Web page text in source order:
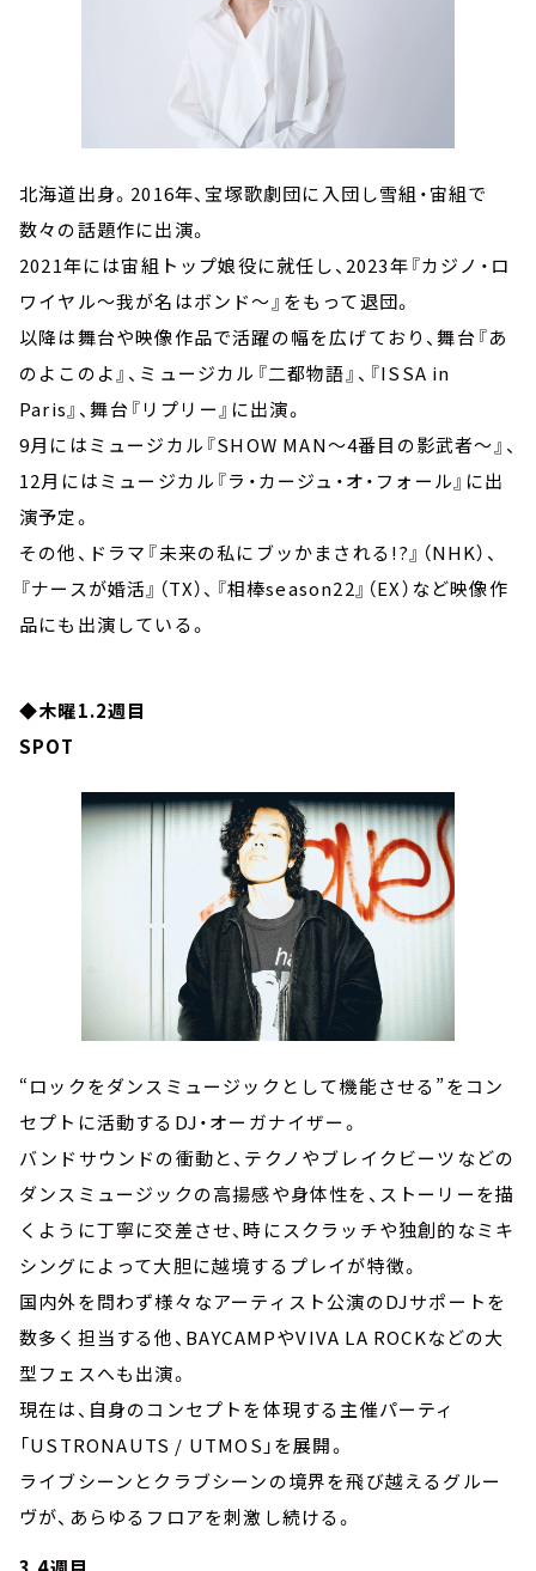
北海道出身。2016年、宝塚歌劇団に入団し雪組・宙組で
数々の話題作に出演。
2021年には宙組トップ娘役に就任し、2023年『カジノ・ロ
ワイヤル～我が名はボンド～』をもって退団。
以降は舞台や映像作品で活躍の幅を広げており、舞台『あ
のよこのよ』、ミュージカル『二都物語』、『ISSA in
Paris』、舞台『リプリー』に出演。
9月にはミュージカル『SHOW MAN～4番目の影武者～』、
12月にはミュージカル『ラ・カージュ・オ・フォール』に出
演予定。
その他、ドラマ『未来の私にブッかまされる!?』（NHK）、
『ナースが婚活』（TX）、『相棒season22』（EX）など映像作
品にも出演している。
◆木曜1.2週目
SPOT
“ロックをダンスミュージックとして機能させる”をコン
セプトに活動するDJ・オーガナイザー。
バンドサウンドの衝動と、テクノやブレイクビーツなどの
ダンスミュージックの高揚感や身体性を、ストーリーを描
くように丁寧に交差させ、時にスクラッチや独創的なミキ
シングによって大胆に越境するプレイが特徴。
国内外を問わず様々なアーティスト公演のDJサポートを
数多く担当する他、BAYCAMPやVIVA LA ROCKなどの大
型フェスへも出演。
現在は、自身のコンセプトを体現する主催パーティ
「USTRONAUTS / UTMOS」を展開。
ライブシーンとクラブシーンの境界を飛び越えるグルー
ヴが、あらゆるフロアを刺激し続ける。